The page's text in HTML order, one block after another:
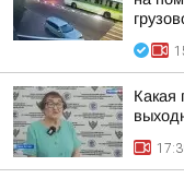
Какая